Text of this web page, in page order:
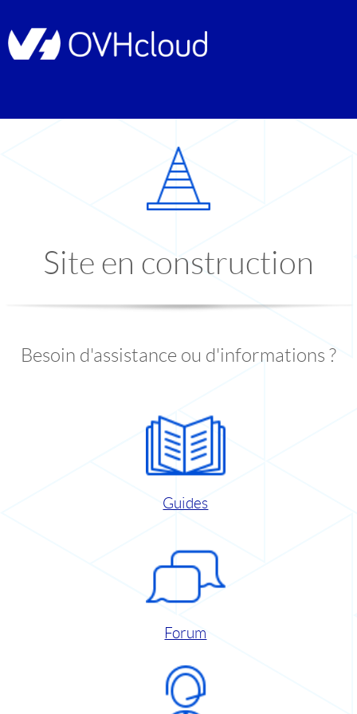
Site en construction
Besoin d'assistance ou d'informations ?
Guides
Forum